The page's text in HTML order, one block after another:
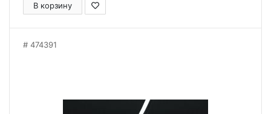
В корзину
474391